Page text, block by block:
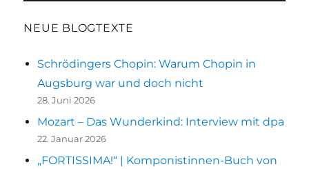
Augsburg
ein
‚Gespenst‘?
NEUE BLOGTEXTE
Schrödingers Chopin: Warum Chopin in
Augsburg war und doch nicht
28. Juni 2026
Mozart – Das Wunderkind: Interview mit dpa
22. Januar 2026
„FORTISSIMA!“ | Komponistinnen-Buch von